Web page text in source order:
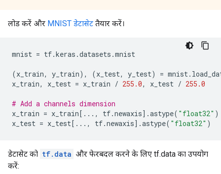
लोड करें और MNIST डेटासेट तैयार करें।
mnist = tf.keras .datasets .mnist
(x_train, y_train), (x_test, y_test) = mnist.
x_train, x_test = x_train / 255.0, x_test / 255.0
# Add a channels dimension
x_train = x_train[..., tf.newaxis].astype( "float32" )
x_test = x_test[..., tf.newaxis].astype( "float32" )
डेटासेट को tf.data और फेरबदल करने के लिए tf.data का उपयोग
करें: